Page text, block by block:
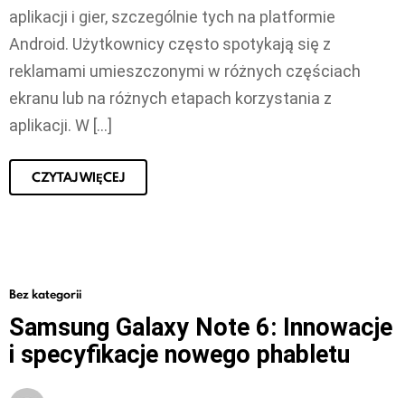
aplikacji i gier, szczególnie tych na platformie
Android. Użytkownicy często spotykają się z
reklamami umieszczonymi w różnych częściach
ekranu lub na różnych etapach korzystania z
aplikacji. W […]
CZYTAJ WIĘCEJ
Bez kategorii
Samsung Galaxy Note 6: Innowacje
i specyfikacje nowego phabletu